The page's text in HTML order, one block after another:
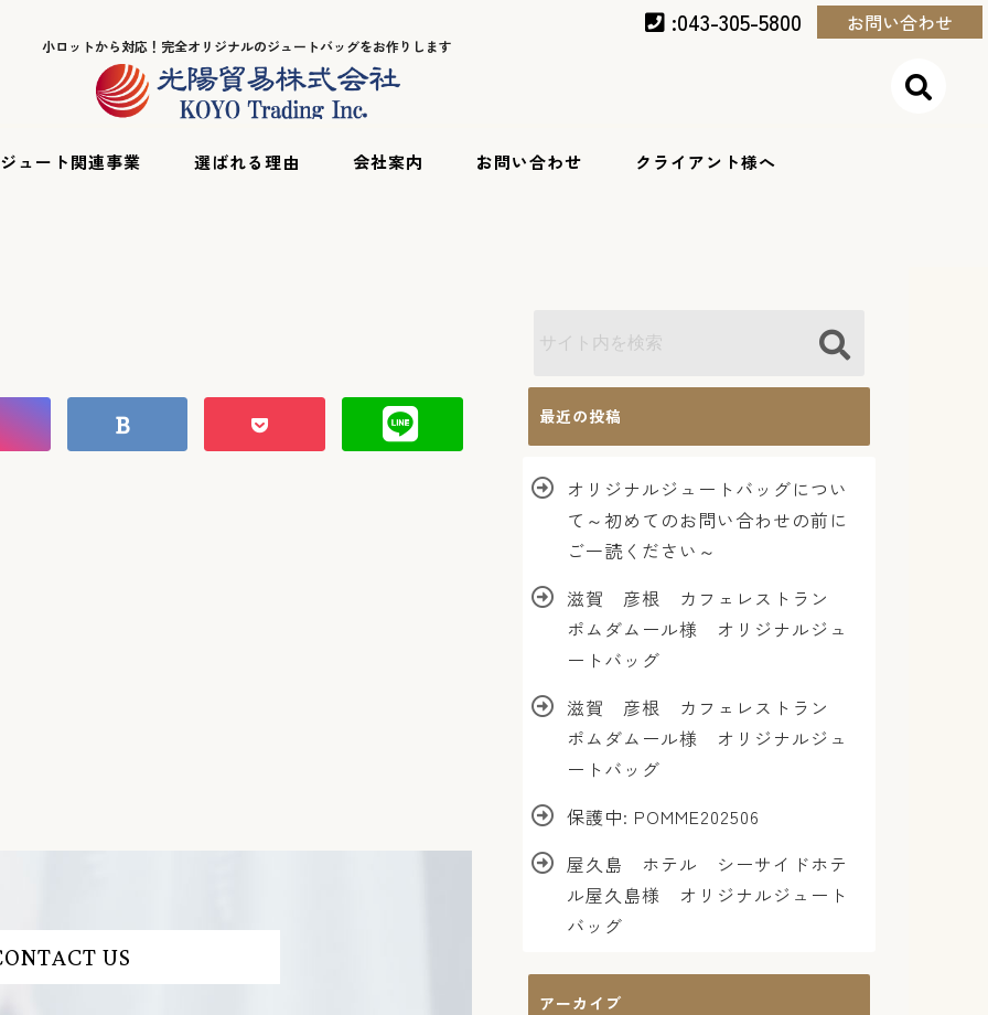
お問い合わせ
:043-305-5800
小ロットから対応！完全オリジナルのジュートバッグをお作りします
ジュート関連事業 選ばれる理由 会社案内 お問い合わせ クライアント様へ
US
最近の投稿
オリジナルジュートバッグについ
て～初めてのお問い合わせの前に
ご一読ください～
滋賀 彦根 カフェレストラン
ポムダムール様 オリジナルジュ
ートバッグ
滋賀 彦根 カフェレストラン
ポムダムール様 オリジナルジュ
ートバッグ
保護中: POMME202506
屋久島 ホテル シーサイドホテ
ル屋久島様 オリジナルジュート
バッグ
アーカイブ